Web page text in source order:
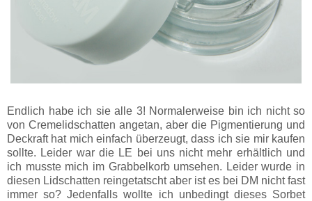
Endlich habe ich sie alle 3! Normalerweise bin ich nicht so
von Cremelidschatten angetan, aber die Pigmentierung und
Deckraft hat mich einfach überzeugt, dass ich sie mir kaufen
sollte. Leider war die LE bei uns nicht mehr erhältlich und
ich musste mich im Grabbelkorb umsehen. Leider wurde in
diesen Lidschatten reingetatscht aber ist es bei DM nicht fast
immer so? Jedenfalls wollte ich unbedingt dieses Sorbet